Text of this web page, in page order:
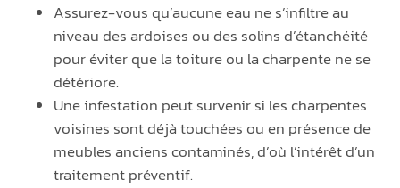
Assurez-vous qu’aucune eau ne s’infiltre au
niveau des ardoises ou des solins d’étanchéité
pour éviter que la toiture ou la charpente ne se
détériore.
Une infestation peut survenir si les charpentes
voisines sont déjà touchées ou en présence de
meubles anciens contaminés, d’où l’intérêt d’un
traitement préventif.